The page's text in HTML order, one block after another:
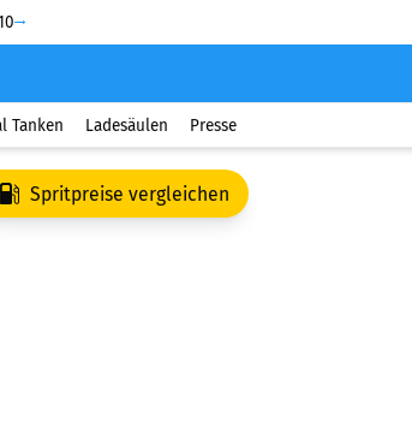
Tanken Ladesäulen Presse
Spritpreise vergleichen